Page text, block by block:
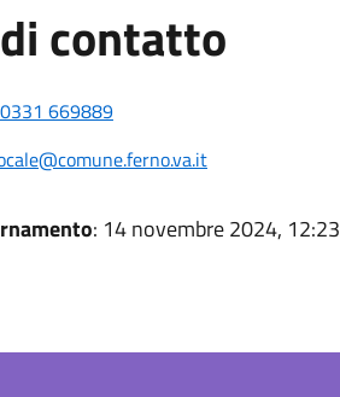
contatto
669889
: 14 novembre 2024, 12:23